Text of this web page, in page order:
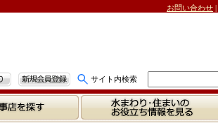
お問い合わせ |
新規会員登録 サイト内検索
店を探す
水まわり・住まいの
お役立ち情報を見る